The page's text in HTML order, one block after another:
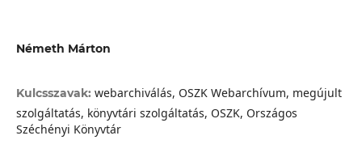
Németh Márton
Kulcsszavak: webarchiválás, OSZK Webarchívum, megújult
szolgáltatás, könyvtári szolgáltatás, OSZK, Országos
Széchényi Könyvtár